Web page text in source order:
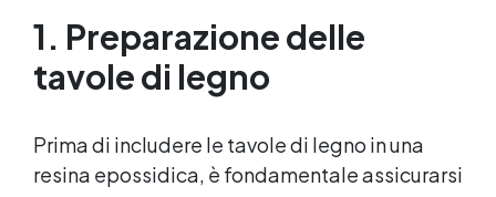
1. Preparazione delle
tavole di legno
Prima di includere le tavole di legno in una
resina epossidica, è fondamentale assicurarsi